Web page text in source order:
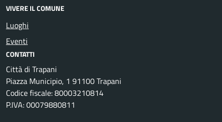
VIVERE IL COMUNE
Luoghi
Eventi
CONTATTI
Città di Trapani
Piazza Municipio, 1 91100 Trapani
Codice fiscale: 80003210814
P.IVA: 00079880811